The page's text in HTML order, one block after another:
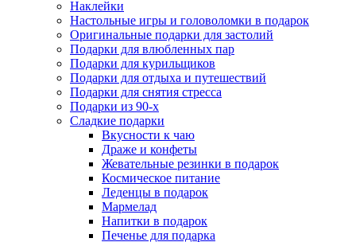
Наклейки
Настольные игры и головоломки в подарок
Оригинальные подарки для застолий
Подарки для влюбленных пар
Подарки для курильщиков
Подарки для отдыха и путешествий
Подарки для снятия стресса
Подарки из 90-х
Сладкие подарки
Вкусности к чаю
Драже и конфеты
Жевательные резинки в подарок
Космическое питание
Леденцы в подарок
Мармелад
Напитки в подарок
Печенье для подарка